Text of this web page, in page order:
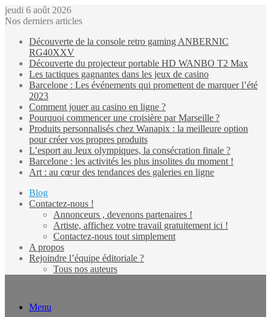
jeudi 6 août 2026
Nos derniers articles
Découverte de la console retro gaming ANBERNIC
RG40XXV
Découverte du projecteur portable HD WANBO T2 Max
Les tactiques gagnantes dans les jeux de casino
Barcelone : Les événements qui promettent de marquer l’été
2023
Comment jouer au casino en ligne ?
Pourquoi commencer une croisière par Marseille ?
Produits personnalisés chez Wanapix : la meilleure option
pour créer vos propres produits
L’esport au Jeux olympiques, la consécration finale ?
Barcelone : les activités les plus insolites du moment !
Art : au cœur des tendances des galeries en ligne
Blog
Contactez-nous !
Annonceurs , devenons partenaires !
Artiste, affichez votre travail gratuitement ici !
Contactez-nous tout simplement
A propos
Rejoindre l’équipe éditoriale ?
Tous nos auteurs
Menu